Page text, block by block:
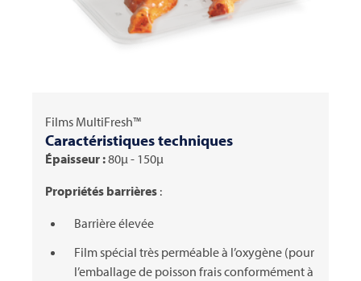
Films MultiFresh™
Caractéristiques techniques
Épaisseur :80μ - 150μ
Propriétés barrières :
Barrière élevée
Film spécial très perméable à l’oxygène (pour
l’emballage de poisson frais conformément à